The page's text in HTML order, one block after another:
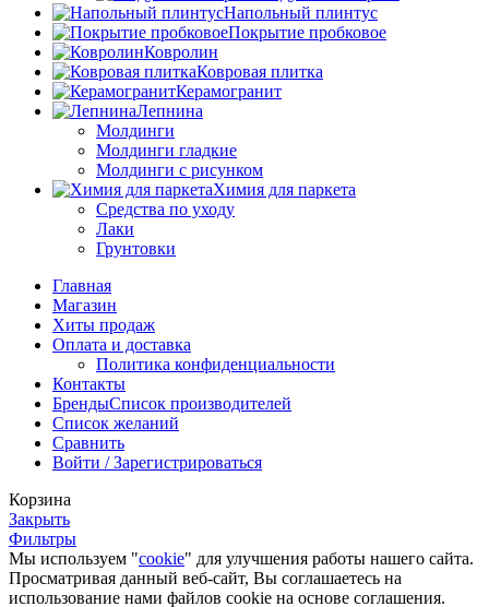
Напольный плинтус
Покрытие пробковое
Ковролин
Ковровая плитка
Керамогранит
Лепнина
Молдинги
Молдинги гладкие
Молдинги с рисунком
Химия для паркета
Средства по уходу
Лаки
Грунтовки
Главная
Магазин
Хиты продаж
Оплата и доставка
Политика конфиденциальности
Контакты
БрендыСписок производителей
Список желаний
Сравнить
Войти / Зарегистрироваться
Корзина
Закрыть
Фильтры
Мы используем "cookie" для улучшения работы нашего сайта.
Просматривая данный веб-сайт, Вы соглашаетесь на
использование нами файлов cookie на основе соглашения.